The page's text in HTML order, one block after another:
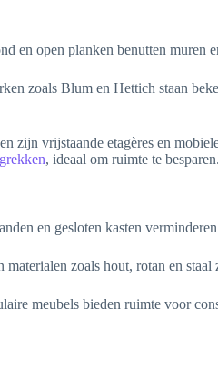
en open planken benutten muren
zoals Blum en Hettich staan
vrijstaande etagères en
, ideaal om ruimte te besparen.
en gesloten kasten
zoals hout, rotan en
meubels bieden ruimte voor